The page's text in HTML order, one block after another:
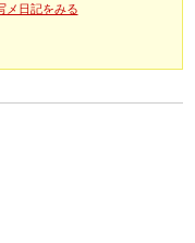
メ日記をみる